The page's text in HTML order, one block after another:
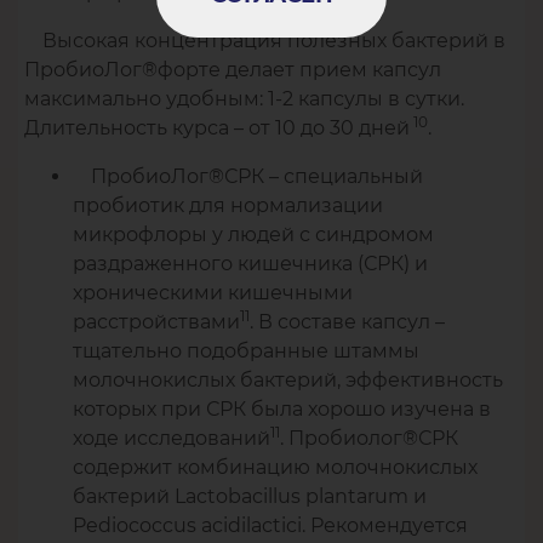
Высокая концентрация полезных бактерий в
ПробиоЛог®форте делает прием капсул
максимально удобным: 1-2 капсулы в сутки.
Длительность курса – от 10 до 30 дней 10.
ПробиоЛог®СРК – специальный
пробиотик для нормализации
микрофлоры у людей с синдромом
раздраженного кишечника (СРК) и
хроническими кишечными
расстройствами11. В составе капсул –
тщательно подобранные штаммы
молочнокислых бактерий, эффективность
которых при СРК была хорошо изучена в
ходе исследований11. Пробиолог®СРК
содержит комбинацию молочнокислых
бактерий Lactobacillus plantarum и
Pediococcus acidilactici. Рекомендуется